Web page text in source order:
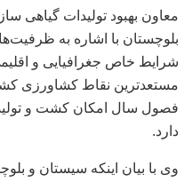
معاون بهبود تولیدات گیاهی
بلوچستان با اشاره به
شرایط خاص جغرافیایی و
مستعدترین نقاط کشاورزی
فصول سال امکان کشت و
دارد.
وی با بیان اینکه سیستان و